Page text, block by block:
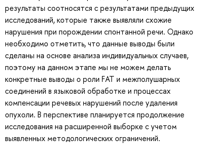
результаты соотносятся с результатами предыдущих
исследований, которые также выявляли схожие
нарушения при порождении спонтанной речи. Однако
необходимо отметить, что данные выводы были
сделаны на основе анализа индивидуальных случаев,
поэтому на данном этапе мы не можем делать
конкретные выводы о роли FAT и межполушарных
соединений в языковой обработке и процессах
компенсации речевых нарушений после удаления
опухоли. В перспективе планируется продолжение
исследования на расширенной выборке с учетом
выявленных методологических ограничений.